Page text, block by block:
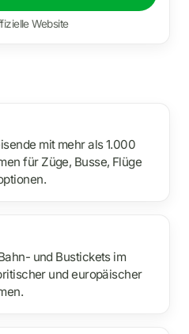
Website
mit mehr als 1.000
für Züge, Busse, Flüge
und Bustickets im
und europäischer